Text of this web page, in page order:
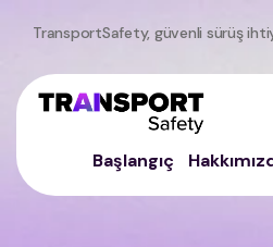
TransportSafety, güvenli sürüş
Başlangıç